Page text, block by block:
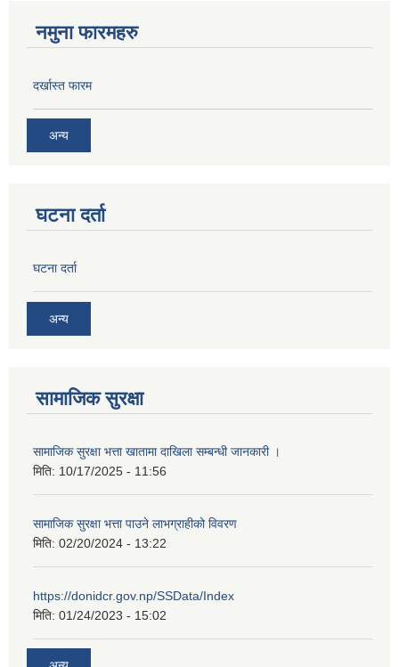
नमुना फारमहरु
दर्खास्त फारम
अन्य
घटना दर्ता
घटना दर्ता
अन्य
सामाजिक सुरक्षा
सामाजिक सुरक्षा भत्ता खातामा दाखिला सम्बन्धी जानकारी ।
मिति: 10/17/2025 - 11:56
सामाजिक सुरक्षा भत्ता पाउने लाभग्राहीको विवरण
मिति: 02/20/2024 - 13:22
https://donidcr.gov.np/SSData/Index
मिति: 01/24/2023 - 15:02